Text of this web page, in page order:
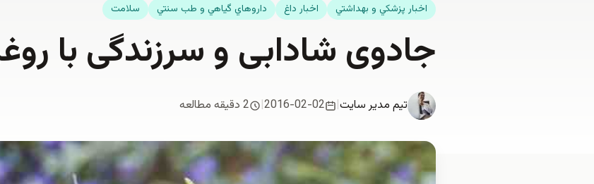
اخبار پزشكي و بهداشتي اخبار داغ داروهاي گياهي و طب سنتي سلامت
جادوی شادابی و سرزندگی با
تیم مدیر سایت|
2016-02-02
| 2 دقیقه مطالعه